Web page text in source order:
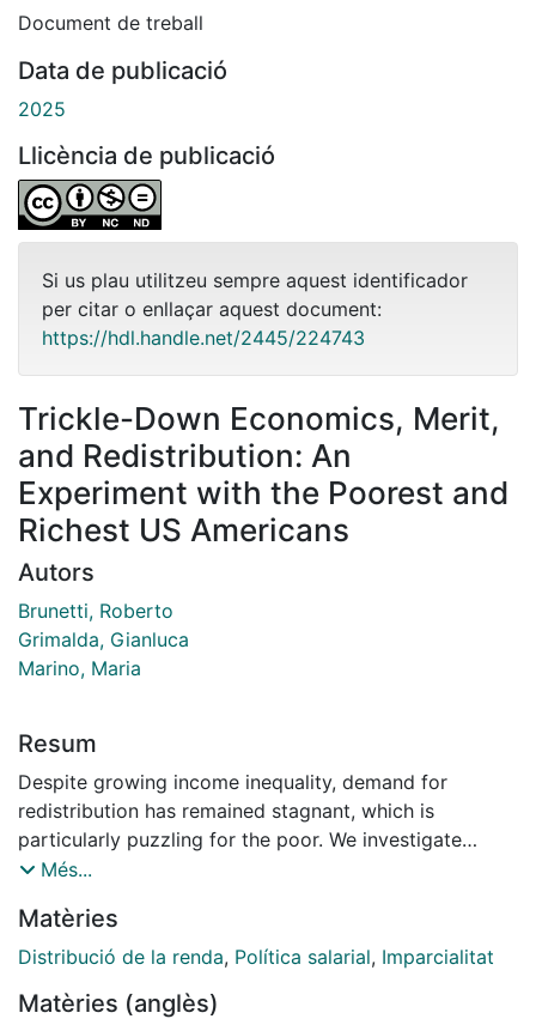
Document de treball
Data de publicació
2025
Llicència de publicació
Si us plau utilitzeu sempre aquest identificador
per citar o enllaçar aquest document:
https://hdl.handle.net/2445/224743
Trickle-Down Economics, Merit,
and Redistribution: An
Experiment with the Poorest and
Richest US Americans
Autors
Brunetti, Roberto
Grimalda, Gianluca
Marino, Maria
Resum
Despite growing income inequality, demand for
redistribution has remained stagnant, which is
particularly puzzling for the poor. We investigate
whether attitudes toward “trickle-down” economics
redistribution. We involve US residents in the bottom
(N = 1, 200) and top (N = 1, 146) 20% of the income
from high-income real-life entrepreneurs to low-
Més...
Matèries
Distribució de la renda, Política salarial, Imparcialitat
Matèries (anglès)